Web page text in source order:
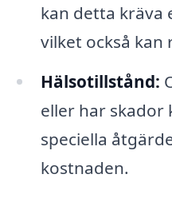
kan detta kräva
vilket också kan
Hälsotillstånd:
eller har skador
speciella
kostnaden.